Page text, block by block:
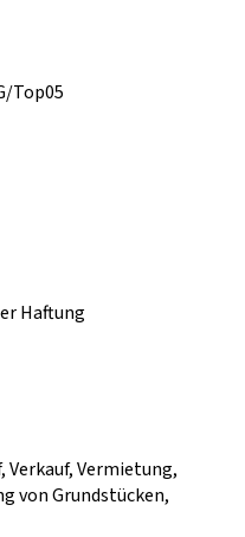
Top05
Haftung
Vermietung,
von Grundstücken,